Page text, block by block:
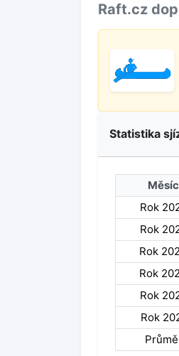
Raft.cz
Statistika
Měsíc
Rok
Rok
Rok
Rok
Rok
Rok